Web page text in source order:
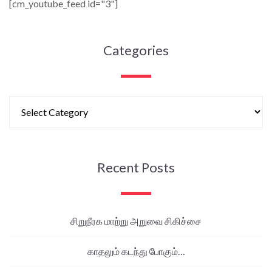
[cm_youtube_feed id="3"]
Categories
Recent Posts
சிறுநீரக மாற்று அறுவை சிகிச்சை
காதலும் கடந்து போகும்…